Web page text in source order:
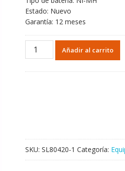
Estado: Nuevo
Garantía: 12 meses
Batería
cantidad
Añadir al carrito
SKU: SL80420-1 Categoría: